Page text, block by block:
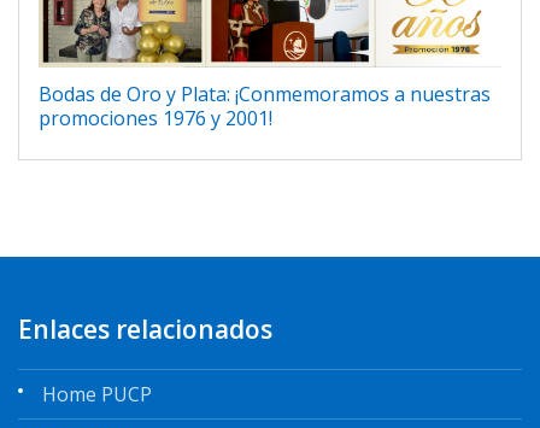
Bodas de Oro y Plata: ¡Conmemoramos a nuestras
promociones 1976 y 2001!
Enlaces relacionados
Home PUCP